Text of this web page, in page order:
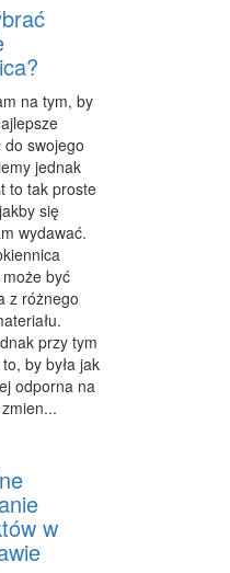
na tym, by
swojego
jednak
to tak proste
się
wydawać.
być
z różnego
przy tym
by była jak
odporna na
w